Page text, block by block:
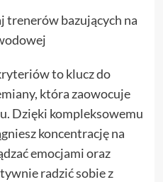
trenerów bazujących na
to klucz do
która zaowocuje
Dzięki kompleksowemu
koncentrację na
emocjami oraz
radzić sobie z